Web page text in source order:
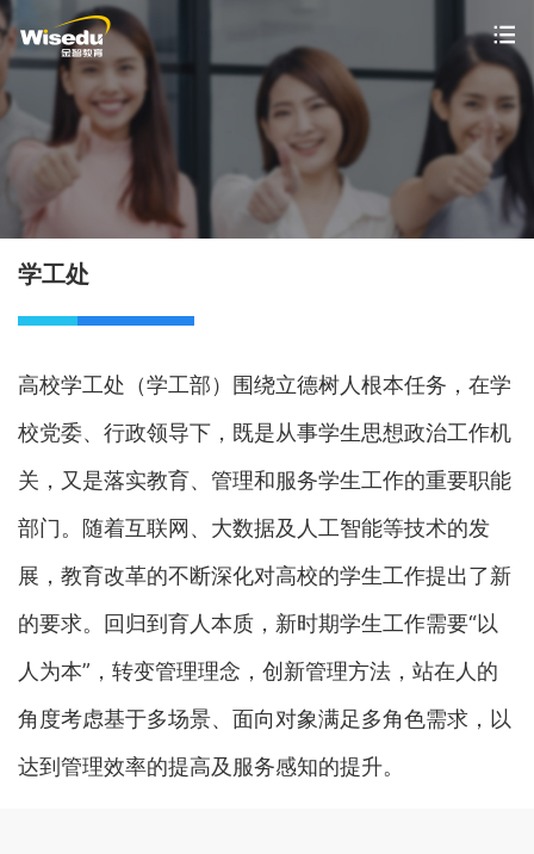
首页
产品服务
解决方案
关于金智
联系我们
学工处
高校学工处（学工部）围绕立德树人根本任务，在学
校党委、行政领导下，既是从事学生思想政治工作机
关，又是落实教育、管理和服务学生工作的重要职能
部门。随着互联网、大数据及人工智能等技术的发
展，教育改革的不断深化对高校的学生工作提出了新
的要求。回归到育人本质，新时期学生工作需要“以
人为本”，转变管理理念，创新管理方法，站在人的
角度考虑基于多场景、面向对象满足多角色需求，以
达到管理效率的提高及服务感知的提升。